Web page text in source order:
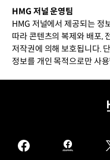
HMG 저널 운영팀
HMG 저널에서 제공되는 정
따라 콘텐츠의 복제와 배포,
저작권에 의해 보호됩니다.
정보를 개인 목적으로만 사
facebook
hmg